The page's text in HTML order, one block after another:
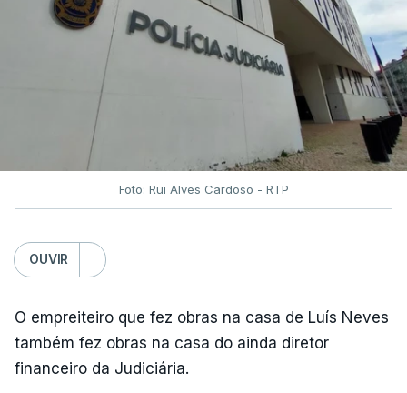
Foto: Rui Alves Cardoso - RTP
OUVIR
O empreiteiro que fez obras na casa de Luís Neves
também fez obras na casa do ainda diretor
financeiro da Judiciária.